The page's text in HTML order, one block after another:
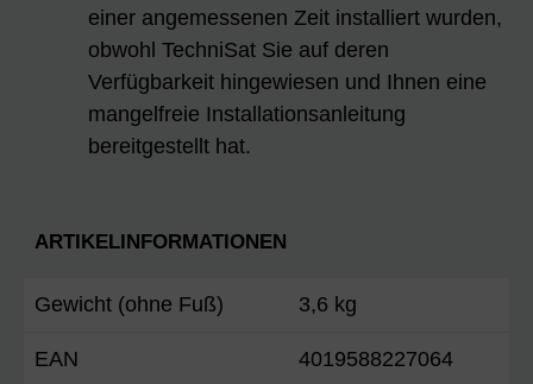
einer angemessenen Zeit installiert wurden,
obwohl TechniSat Sie auf deren
Verfügbarkeit hingewiesen und Ihnen eine
mangelfreie Installationsanleitung
bereitgestellt hat.
ARTIKELINFORMATIONEN
Gewicht (ohne Fuß) 3,6 kg
EAN 4019588227064